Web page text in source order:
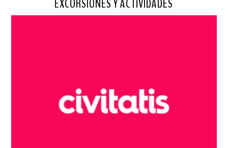
EXCURSIONES Y ACTIVIDADES